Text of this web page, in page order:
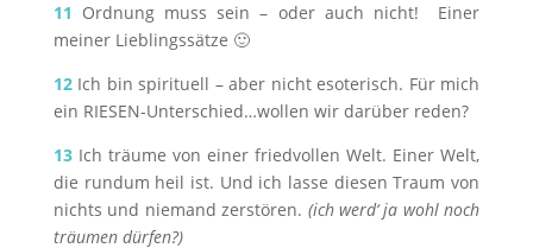
11 Ordnung muss sein – oder auch nicht! Einer
meiner Lieblingssätze 🙂
12Ich bin spirituell – aber nicht esoterisch. Für mich
ein RIESEN-Unterschied…wollen wir darüber reden?
13Ich träume von einer friedvollen Welt. Einer Welt,
die rundum heil ist. Und ich lasse diesen Traum von
nichts und niemand zerstören. (ich werd‘ ja wohl noch
träumen dürfen?)